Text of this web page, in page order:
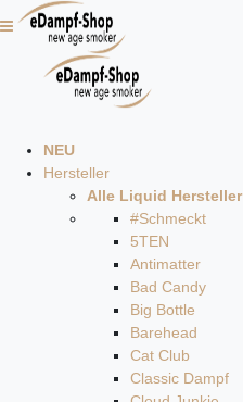
NEU
Hersteller
Alle Liquid Hersteller
#Schmeckt
5TEN
Antimatter
Bad Candy
Big Bottle
Barehead
Cat Club
Classic Dampf